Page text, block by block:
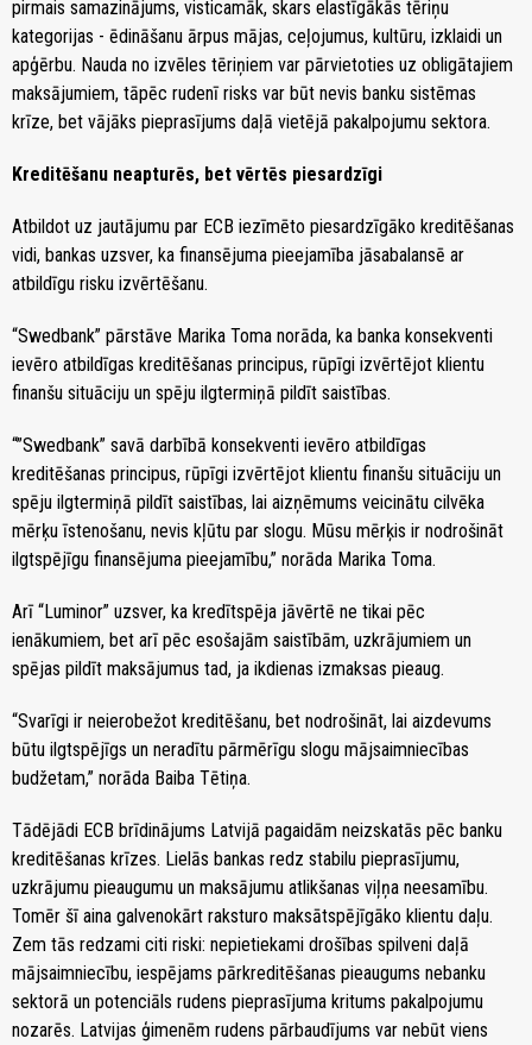
pirmais samazinājums, visticamāk, skars elastīgākās tēriņu
kategorijas - ēdināšanu ārpus mājas, ceļojumus, kultūru, izklaidi un
apģērbu. Nauda no izvēles tēriņiem var pārvietoties uz obligātajiem
maksājumiem, tāpēc rudenī risks var būt nevis banku sistēmas
krīze, bet vājāks pieprasījums daļā vietējā pakalpojumu sektora.
Kreditēšanu neapturēs, bet vērtēs piesardzīgi
Atbildot uz jautājumu par ECB iezīmēto piesardzīgāko kreditēšanas
vidi, bankas uzsver, ka finansējuma pieejamība jāsabalansē ar
atbildīgu risku izvērtēšanu.
“Swedbank” pārstāve Marika Toma norāda, ka banka konsekventi
ievēro atbildīgas kreditēšanas principus, rūpīgi izvērtējot klientu
finanšu situāciju un spēju ilgtermiņā pildīt saistības.
“”Swedbank” savā darbībā konsekventi ievēro atbildīgas
kreditēšanas principus, rūpīgi izvērtējot klientu finanšu situāciju un
spēju ilgtermiņā pildīt saistības, lai aizņēmums veicinātu cilvēka
mērķu īstenošanu, nevis kļūtu par slogu. Mūsu mērķis ir nodrošināt
ilgtspējīgu finansējuma pieejamību,” norāda Marika Toma.
Arī “Luminor” uzsver, ka kredītspēja jāvērtē ne tikai pēc
ienākumiem, bet arī pēc esošajām saistībām, uzkrājumiem un
spējas pildīt maksājumus tad, ja ikdienas izmaksas pieaug.
“Svarīgi ir neierobežot kreditēšanu, bet nodrošināt, lai aizdevums
būtu ilgtspējīgs un neradītu pārmērīgu slogu mājsaimniecības
budžetam,” norāda Baiba Tētiņa.
Tādējādi ECB brīdinājums Latvijā pagaidām neizskatās pēc banku
kreditēšanas krīzes. Lielās bankas redz stabilu pieprasījumu,
uzkrājumu pieaugumu un maksājumu atlikšanas viļņa neesamību.
Tomēr šī aina galvenokārt raksturo maksātspējīgāko klientu daļu.
Zem tās redzami citi riski: nepietiekami drošības spilveni daļā
mājsaimniecību, iespējams pārkreditēšanas pieaugums nebanku
sektorā un potenciāls rudens pieprasījuma kritums pakalpojumu
nozarēs. Latvijas ģimenēm rudens pārbaudījums var nebūt viens